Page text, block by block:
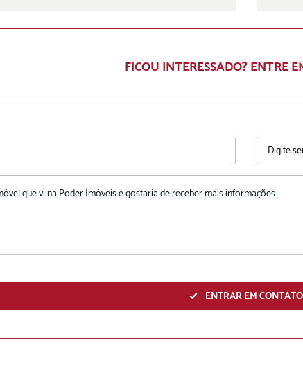
FICOU INTERESSADO? ENTRE
ENTRAR EM CONTATO